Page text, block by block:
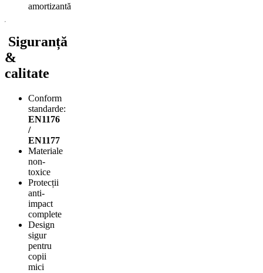
amortizantă
Siguranță
&
calitate
Conform
standarde:
EN1176
/
EN1177
Materiale
non-
toxice
Protecții
anti-
impact
complete
Design
sigur
pentru
copii
mici